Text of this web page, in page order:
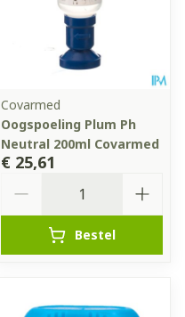
Covarmed
Oogspoeling Plum Ph
Neutral 200ml Covarmed
€ 25,61
Bestel